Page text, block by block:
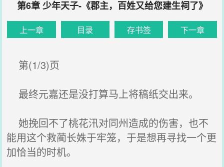
第6章 少年天子-《郡主，百姓又给您建生祠了》
上一章 目录 存书签 下一章
第(1/3)页
最终元嘉还是没打算马上将稿纸交出来。
她挽回不了桃花汛对同州造成的伤害，也不
能用这个救蔺长姝于牢笼，于是想再寻找一个更
加恰当的时机。